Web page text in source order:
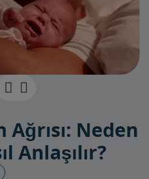
Ağrısı: Neden
Anlaşılır?